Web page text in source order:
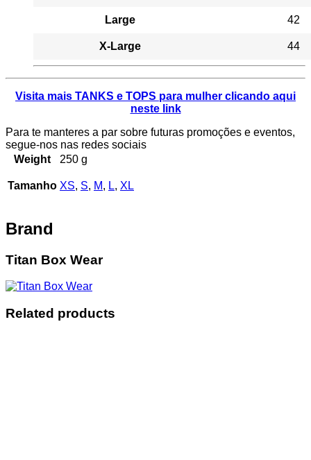
Large 42
X-Large 44
Visita mais TANKS e TOPS para mulher clicando aqui
neste link
Para te manteres a par sobre futuras promoções e eventos,
segue-nos nas redes sociais
Weight
250 g
Tamanho XS, S, M, L, XL
Brand
Titan Box Wear
Related products